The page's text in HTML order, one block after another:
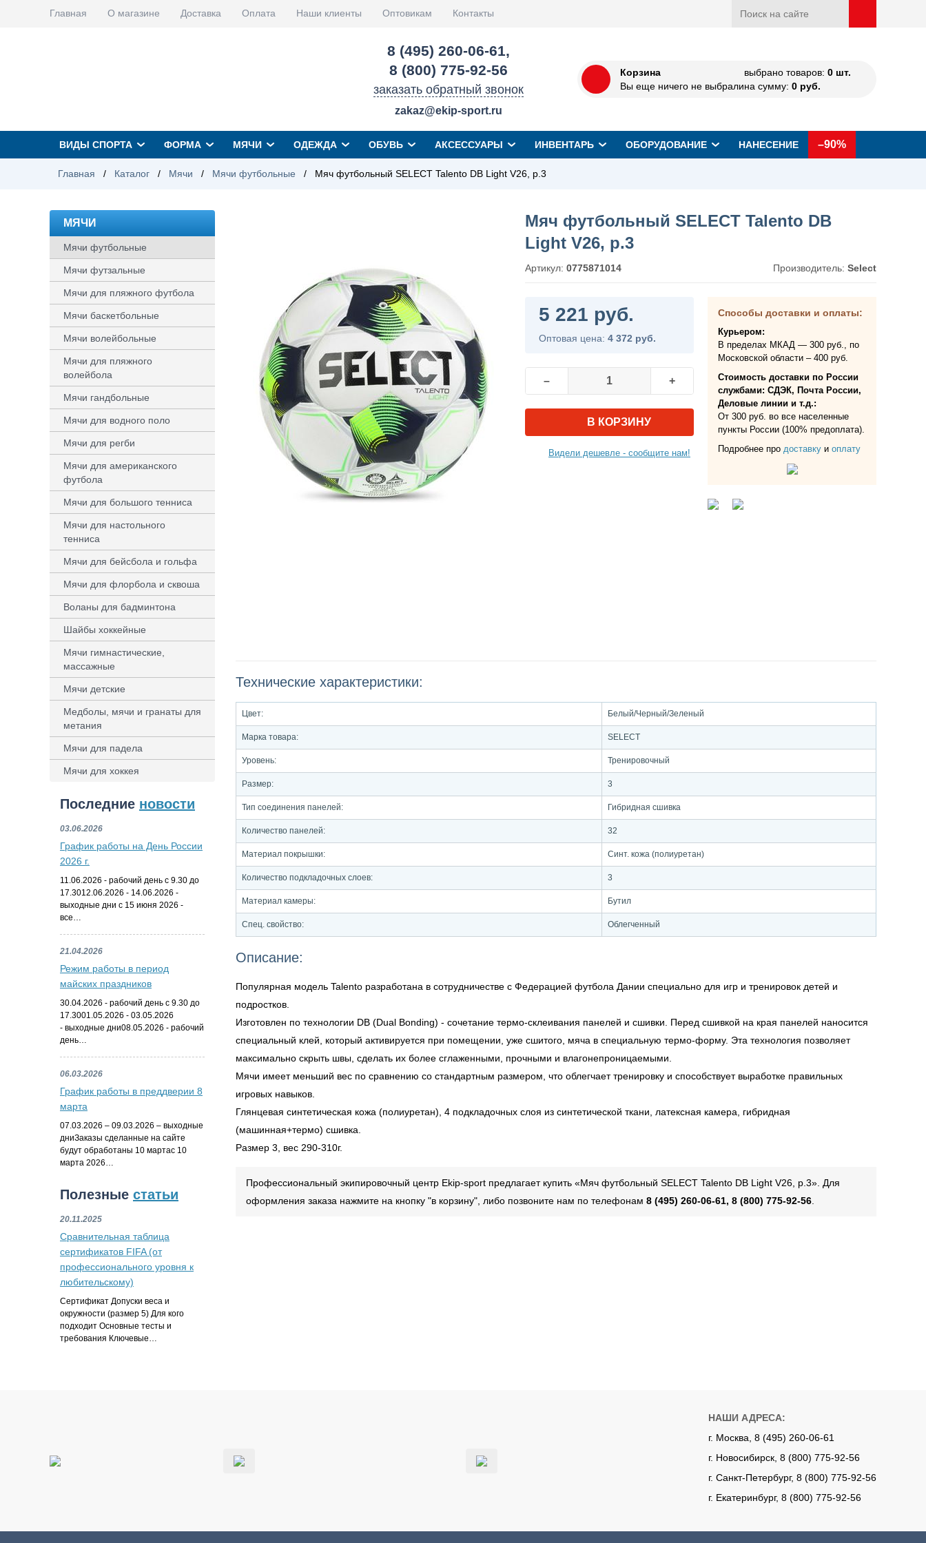
Главная О магазине Доставка Оплата Наши клиенты Оптовикам Контакты
8 (495) 260-06-61,
8 (800) 775-92-56
заказать обратный звонок
zakaz@ekip-sport.ru
Корзина
Вы еще ничего не выбрали
выбрано товаров: 0 шт.
на сумму: 0 руб.
ВИДЫ СПОРТА ФОРМА МЯЧИ ОДЕЖДА ОБУВЬ АКСЕССУАРЫ ИНВЕНТАРЬ ОБОРУДОВАНИЕ НАНЕСЕНИЕ –90%
Главная / Каталог / Мячи / Мячи футбольные / Мяч футбольный SELECT Talento DB Light V26, р.3
МЯЧИ
Мячи футбольные
Мячи футзальные
Мячи для пляжного футбола
Мячи баскетбольные
Мячи волейбольные
Мячи для пляжного
волейбола
Мячи гандбольные
Мячи для водного поло
Мячи для регби
Мячи для американского
футбола
Мячи для большого тенниса
Мячи для настольного
тенниса
Мячи для бейсбола и гольфа
Мячи для флорбола и сквоша
Воланы для бадминтона
Шайбы хоккейные
Мячи гимнастические,
массажные
Мячи детские
Медболы, мячи и гранаты для
метания
Мячи для падела
Мячи для хоккея
Последние новости
03.06.2026
График работы на День России
2026 г.
11.06.2026 - рабочий день с 9.30 до
17.3012.06.2026 - 14.06.2026 -
выходные дни с 15 июня 2026 -
все…
21.04.2026
Режим работы в период
майских праздников
30.04.2026 - рабочий день с 9.30 до
17.3001.05.2026 - 03.05.2026
- выходные дни08.05.2026 - рабочий
день…
06.03.2026
График работы в преддверии 8
марта
07.03.2026 – 09.03.2026 – выходные
дниЗаказы сделанные на сайте
будут обработаны 10 мартас 10
марта 2026…
Полезные статьи
20.11.2025
Сравнительная таблица
сертификатов FIFA (от
профессионального уровня к
любительскому)
Сертификат Допуски веса и
окружности (размер 5) Для кого
подходит Основные тесты и
требования Ключевые…
Мяч футбольный SELECT Talento DB
Light V26, р.3
Артикул: 0775871014 Производитель: Select
5 221 руб.
Оптовая цена: 4 372 руб.
– +
В КОРЗИНУ
Видели дешевле - сообщите нам!
Способы доставки и оплаты:
Курьером:
В пределах МКАД — 300 руб., по
Московской области – 400 руб.
Стоимость доставки по России
службами: СДЭК, Почта России,
Деловые линии и т.д.:
От 300 руб. во все населенные
пункты России (100% предоплата).
Подробнее про доставку и оплату
Технические характеристики:
Цвет: Белый/Черный/Зеленый
Марка товара: SELECT
Уровень: Тренировочный
Размер: 3
Тип соединения панелей: Гибридная сшивка
Количество панелей: 32
Материал покрышки: Синт. кожа (полиуретан)
Количество подкладочных слоев: 3
Материал камеры: Бутил
Спец. свойство: Облегченный
Описание:
Популярная модель Talento разработана в сотрудничестве с Федерацией футбола Дании специально для игр и тренировок детей и
подростков.
Изготовлен по технологии DB (Dual Bonding) - сочетание термо-склеивания панелей и сшивки. Перед сшивкой на края панелей наносится
специальный клей, который активируется при помещении, уже сшитого, мяча в специальную термо-форму. Эта технология позволяет
максимально скрыть швы, сделать их более сглаженными, прочными и влагонепроницаемыми.
Мячи имеет меньший вес по сравнению со стандартным размером, что облегчает тренировку и способствует выработке правильных
игровых навыков.
Глянцевая синтетическая кожа (полиуретан), 4 подкладочных слоя из синтетической ткани, латексная камера, гибридная
(машинная+термо) сшивка.
Размер 3, вес 290-310г.
Профессиональный экипировочный центр Ekip-sport предлагает купить «Мяч футбольный SELECT Talento DB Light V26, р.3». Для
оформления заказа нажмите на кнопку "в корзину", либо позвоните нам по телефонам 8 (495) 260-06-61, 8 (800) 775-92-56
НАШИ АДРЕСА:
г. Москва, 8 (495) 260-06-61
г. Новосибирск, 8 (800) 775-92-56
г. Санкт-Петербург, 8 (800) 775-92-56
г. Екатеринбург, 8 (800) 775-92-56